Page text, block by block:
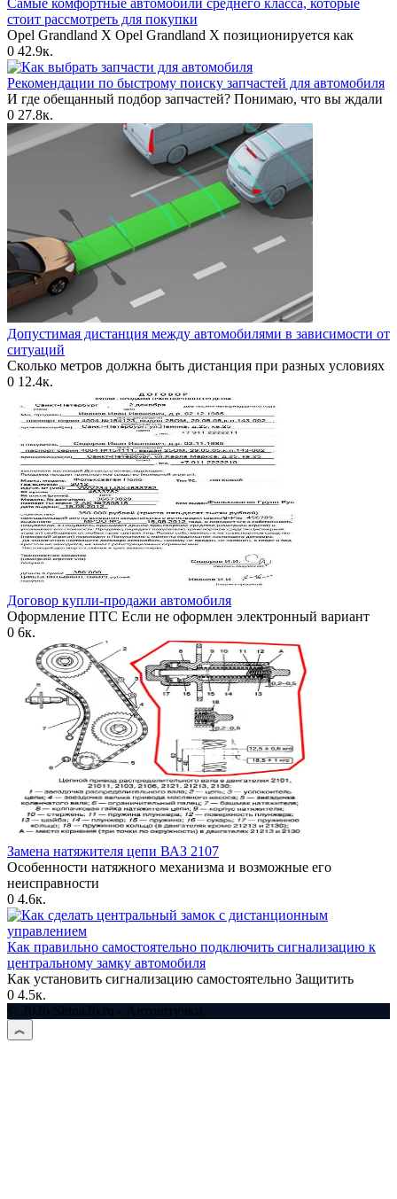
стоит рассмотреть для покупки
Opel Grandland X Opel Grandland X позиционируется как
0 42.9к.
Рекомендации по быстрому поиску запчастей для автомобиля
И где обещанный подбор запчастей? Понимаю, что вы ждали
0 27.8к.
Допустимая дистанция между автомобилями в зависимости от
ситуаций
Сколько метров должна быть дистанция при разных условиях
0 12.4к.
Договор купли-продажи автомобиля
Оформление ПТС Если не оформлен электронный вариант
0 6к.
Замена натяжителя цепи ВАЗ 2107
Особенности натяжного механизма и возможные его
неисправности
0 4.6к.
Как правильно самостоятельно подключить сигнализацию к
центральному замку автомобиля
Как установить сигнализацию самостоятельно Защитить
0 4.5к.
© 2026 Shina26.ru - Автоштучки